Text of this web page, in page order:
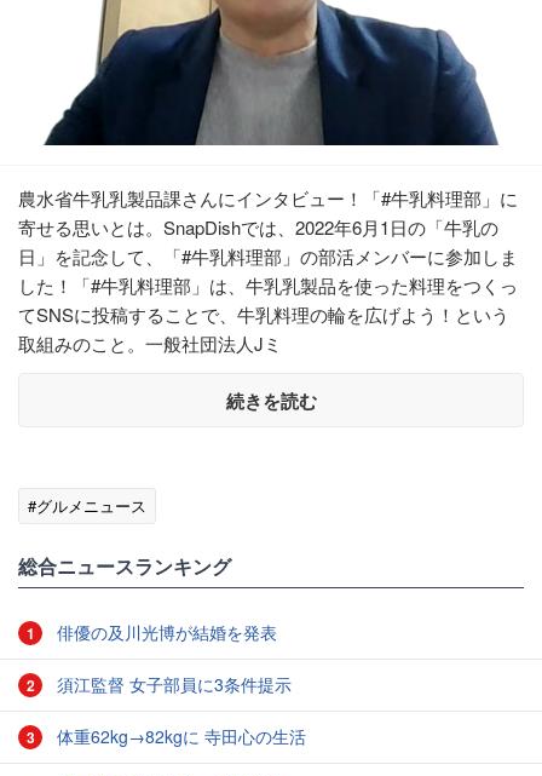
農水省牛乳乳製品課さんにインタビュー！「#牛乳料理部」に
寄せる思いとは。SnapDishでは、2022年6月1日の「牛乳の
日」を記念して、「#牛乳料理部」の部活メンバーに参加しま
した！「#牛乳料理部」は、牛乳乳製品を使った料理をつくっ
てSNSに投稿することで、牛乳料理の輪を広げよう！という
取組みのこと。一般社団法人Jミ
続きを読む
#グルメニュース
総合ニュースランキング
1 俳優の及川光博が結婚を発表
2 須江監督 女子部員に3条件提示
3 体重62kg→82kgに 寺田心の生活